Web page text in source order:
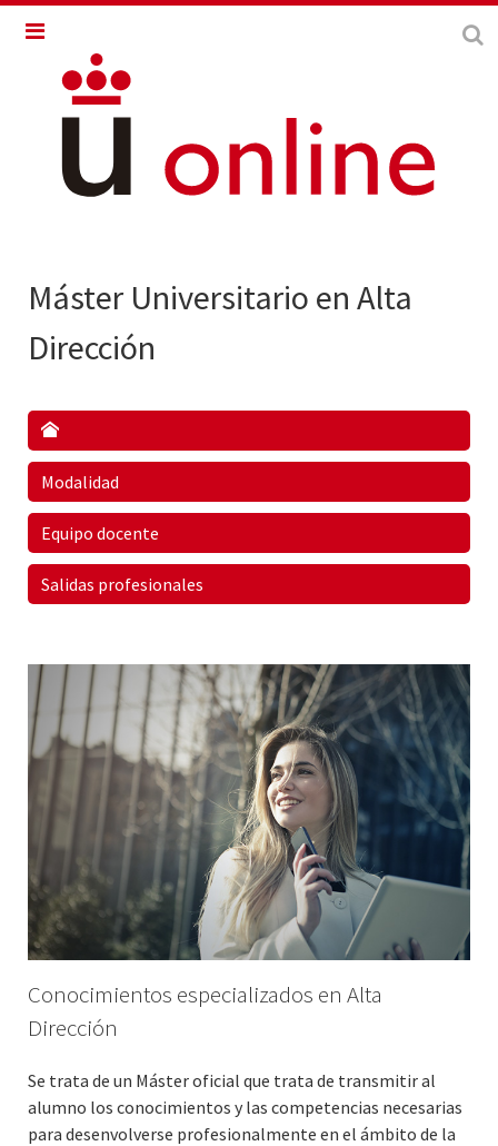
Máster Universitario en Alta
Dirección
Modalidad
Equipo docente
Salidas profesionales
Conocimientos especializados en Alta
Dirección
Se trata de un Máster oficial que trata de transmitir al
alumno los conocimientos y las competencias necesarias
para desenvolverse profesionalmente en el ámbito de la